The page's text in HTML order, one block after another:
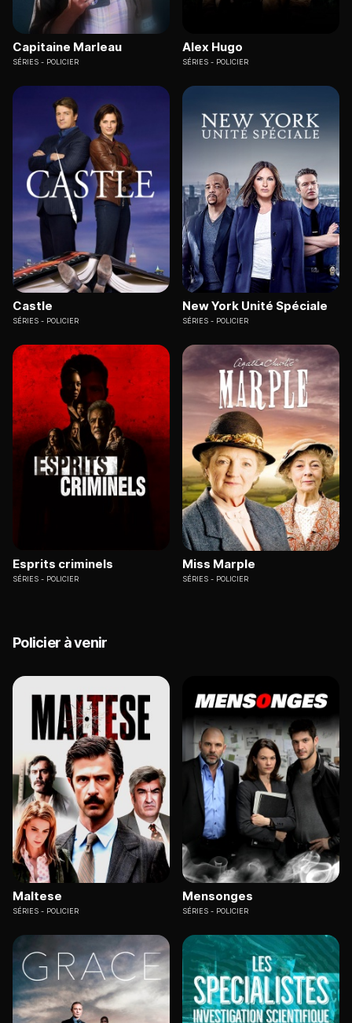
Capitaine Marleau
SÉRIES POLICIER
Alex Hugo
SÉRIES POLICIER
Castle
SÉRIES POLICIER
New York Unité Spéciale
SÉRIES POLICIER
Esprits criminels
SÉRIES POLICIER
Miss Marple
SÉRIES POLICIER
Policier à venir
Maltese
SÉRIES POLICIER
Mensonges
SÉRIES POLICIER